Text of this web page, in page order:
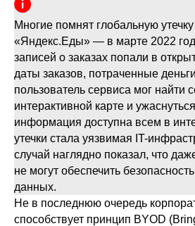
Многие помнят глобальную
«Яндекс.Еды» — в марте 2022
записей о заказах попали в
даты заказов, потраченные
пользователь сервиса мог найти
интерактивной карте и
информация доступна всем в
утечки стала уязвимая IT-
случай наглядно показал, что
не могут обеспечить
данных.
Не в последнюю очередь
способствует принцип BYOD